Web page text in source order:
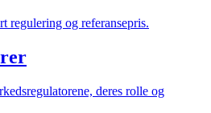
regulering og referansepris.
deres rolle og